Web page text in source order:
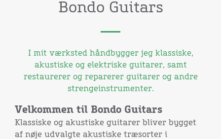
Bondo Guitars
I mit værksted håndbygger jeg klassiske,
akustiske og elektriske guitarer, samt
restaurerer og reparerer guitarer og andre
strengeinstrumenter.
Velkommen til Bondo Guitars
Klassiske og akustiske guitarer bliver bygget
af nøje udvalgte akustiske træsorter i